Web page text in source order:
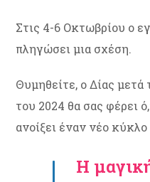
Στις 4-6 Οκτωβρίου ο
πληγώσει μια σχέση.
Θυμηθείτε, ο Δίας
του 2024 θα σας φέρει
ανοίξει έναν νέο
Η